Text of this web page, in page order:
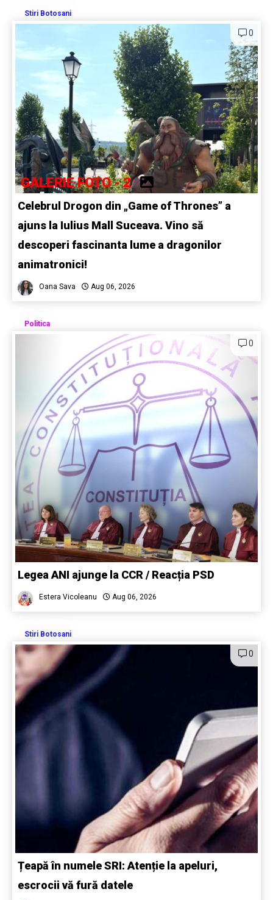
Stiri Botosani
0
GALERIE FOTO - 2
Celebrul Drogon din „Game of Thrones” a
ajuns la Iulius Mall Suceava. Vino să
descoperi fascinanta lume a dragonilor
animatronici!
Oana Sava Aug 06, 2026
Politica
0
Legea ANI ajunge la CCR / Reacția PSD
Estera Vicoleanu Aug 06, 2026
Stiri Botosani
0
Țeapă în numele SRI: Atenție la apeluri,
escrocii vă fură datele